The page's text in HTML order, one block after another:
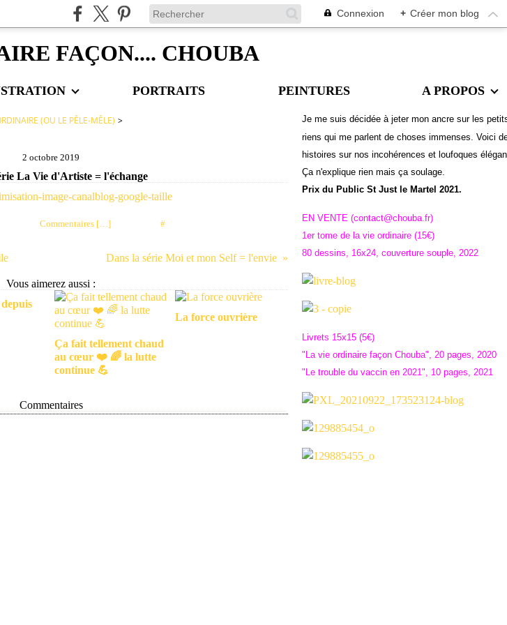
Connexion + Créer mon blog
FAÇON.... CHOUBA
PORTRAITS PEINTURES
A PROPOS
(OU LE PÊLE-MÊLE) >
2 octobre 2019
La Vie d'Artiste = l'échange
Commentaires […] #
Dans la série Moi et mon Self = l'envie
Vous aimerez aussi :
Ça fait tellement chaud
au cœur ❤️ 🌈 la lutte
continue 💪
La force ouvrière
Commentaires
Je me suis décidée à jeter mon ancre sur les
riens qui me parlent de choses immenses. Voici
histoires sur nos incohérences et loufoques
Ça n'explique rien mais ça soulage.
Prix du Public St Just le Martel 2021.
EN VENTE (contact@chouba.fr)
1er tome de la vie ordinaire (15€)
80 dessins, 16x24, couverture souple, 2022
Livrets 15x15 (5€)
"La vie ordinaire façon Chouba", 20 pages, 2020
"Le trouble du vaccin en 2021", 10 pages, 2021